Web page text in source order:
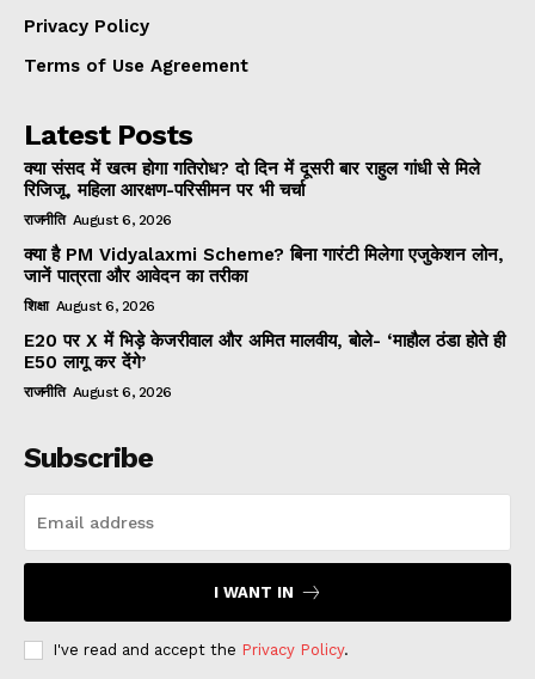
Privacy Policy
Terms of Use Agreement
Latest Posts
क्या संसद में खत्म होगा गतिरोध? दो दिन में दूसरी बार राहुल गांधी से मिले
रिजिजू, महिला आरक्षण-परिसीमन पर भी चर्चा
राजनीति August 6, 2026
क्या है PM Vidyalaxmi Scheme? बिना गारंटी मिलेगा एजुकेशन लोन,
जानें पात्रता और आवेदन का तरीका
शिक्षा August 6, 2026
E20 पर X में भिड़े केजरीवाल और अमित मालवीय, बोले- ‘माहौल ठंडा होते ही
E50 लागू कर देंगे’
राजनीति August 6, 2026
Subscribe
I WANT IN
I've read and accept the Privacy Policy.